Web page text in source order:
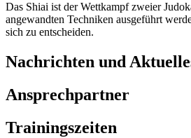
Das Shiai ist der Wettkampf zweier
angewandten Techniken ausgeführt
sich zu entscheiden.
Nachrichten und
Ansprechpartner
Trainingszeiten